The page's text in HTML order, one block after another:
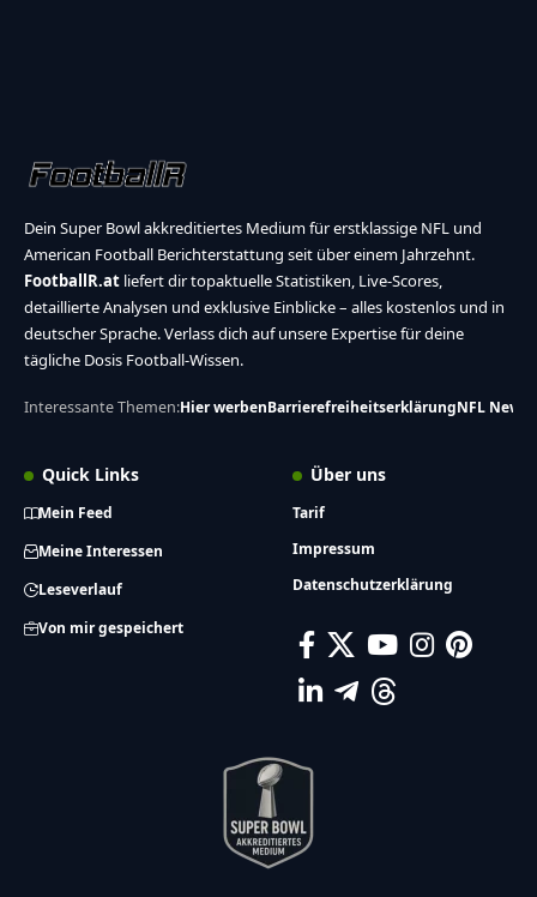
Dein Super Bowl akkreditiertes Medium für erstklassige NFL und
American Football Berichterstattung seit über einem Jahrzehnt.
FootballR.at liefert dir topaktuelle Statistiken, Live-Scores,
detaillierte Analysen und exklusive Einblicke – alles kostenlos und in
deutscher Sprache. Verlass dich auf unsere Expertise für deine
tägliche Dosis Football-Wissen.
Interessante Themen:Hier werbenBarrierefreiheitserklärungNFL News
Quick Links
Mein Feed
Meine Interessen
Leseverlauf
Von mir gespeichert
Über uns
Tarif
Impressum
Datenschutzerklärung